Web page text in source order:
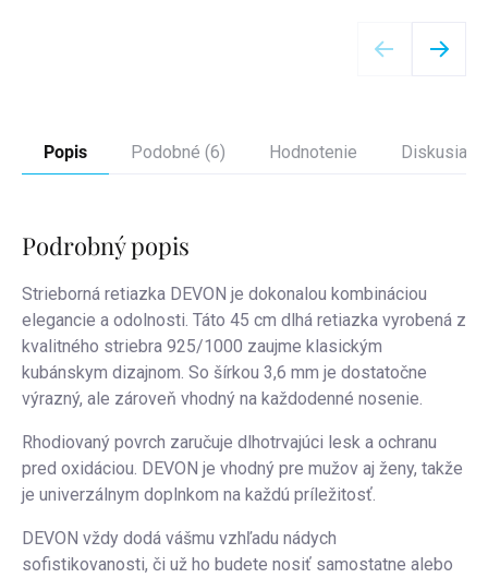
Popis Podobné (6) Hodnotenie Diskusia
Podrobný popis
Strieborná retiazka DEVON je dokonalou kombináciou
elegancie a odolnosti. Táto 45 cm dlhá retiazka vyrobená z
kvalitného striebra 925/1000 zaujme klasickým
kubánskym dizajnom. So šírkou 3,6 mm je dostatočne
výrazný, ale zároveň vhodný na každodenné nosenie.
Rhodiovaný povrch zaručuje dlhotrvajúci lesk a ochranu
pred oxidáciou. DEVON je vhodný pre mužov aj ženy, takže
je univerzálnym doplnkom na každú príležitosť.
DEVON vždy dodá vášmu vzhľadu nádych
sofistikovanosti, či už ho budete nosiť samostatne alebo